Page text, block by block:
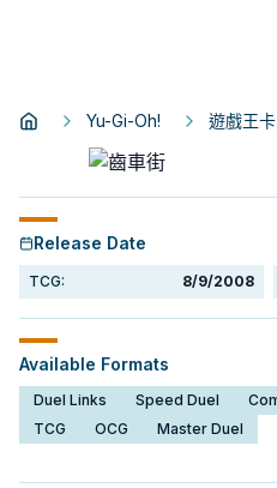
Yu-Gi-Oh! 遊戲王卡
Release Date
TCG: 8/9/2008
Available Formats
Duel Links Speed Duel
TCG
OCG Master Duel